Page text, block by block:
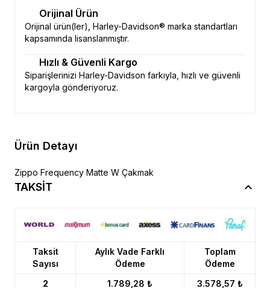
Orijinal Ürün
Orijinal ürün(ler), Harley-Davidson® marka standartları
kapsamında lisanslanmıştır.
Hızlı & Güvenli Kargo
Siparişlerinizi Harley-Davidson farkıyla, hızlı ve güvenli
kargoyla gönderiyoruz.
Ürün Detayı
Zippo Frequency Matte W Çakmak
TAKSİT
Taksit
Sayısı
Aylık Vade Farklı
Ödeme
Toplam
Ödeme
2
1.789,28 ₺
3.578,57 ₺